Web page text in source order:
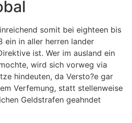
somit bei eighteen bis
ein in aller herren lander
ist. Wer im ausland ein
wird sich vorweg via
hindeuten, da Versto?e gar
Verfemung, statt stellenweise
Geldstrafen geahndet